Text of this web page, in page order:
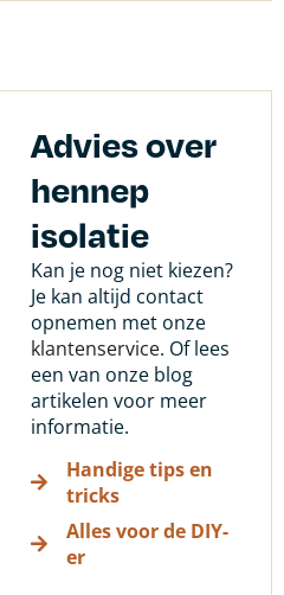
Advies over
hennep
isolatie
Kan je nog niet kiezen?
Je kan altijd contact
opnemen met onze
klantenservice. Of lees
een van onze blog
artikelen voor meer
informatie.
Handige tips en
tricks
Alles voor de DIY-
er